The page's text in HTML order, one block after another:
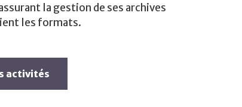
la gestion de ses archives
les formats.
activités